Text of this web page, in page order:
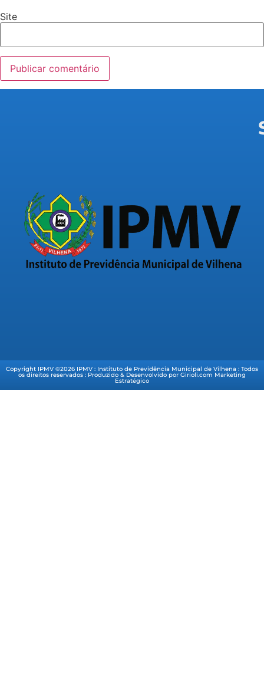
Site
Copyright IPMV ©2026 IPMV : Instituto de Previdência Municipal de Vilhena : Todos
os direitos reservados : Produzido & Desenvolvido por Girioli.com Marketing
Estratégico